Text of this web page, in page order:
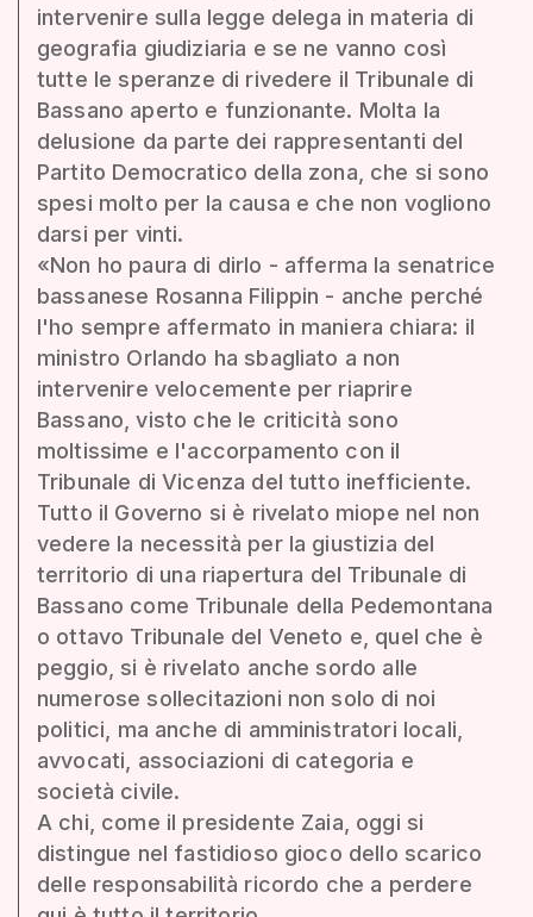
intervenire sulla legge delega in materia di
geografia giudiziaria e se ne vanno così
tutte le speranze di rivedere il Tribunale di
Bassano aperto e funzionante. Molta la
delusione da parte dei rappresentanti del
Partito Democratico della zona, che si sono
spesi molto per la causa e che non vogliono
darsi per vinti.
«Non ho paura di dirlo - afferma la senatrice
bassanese Rosanna Filippin - anche perché
l'ho sempre affermato in maniera chiara: il
ministro Orlando ha sbagliato a non
intervenire velocemente per riaprire
Bassano, visto che le criticità sono
moltissime e l'accorpamento con il
Tribunale di Vicenza del tutto inefficiente.
Tutto il Governo si è rivelato miope nel non
vedere la necessità per la giustizia del
territorio di una riapertura del Tribunale di
Bassano come Tribunale della Pedemontana
o ottavo Tribunale del Veneto e, quel che è
peggio, si è rivelato anche sordo alle
numerose sollecitazioni non solo di noi
politici, ma anche di amministratori locali,
avvocati, associazioni di categoria e
società civile.
A chi, come il presidente Zaia, oggi si
distingue nel fastidioso gioco dello scarico
delle responsabilità ricordo che a perdere